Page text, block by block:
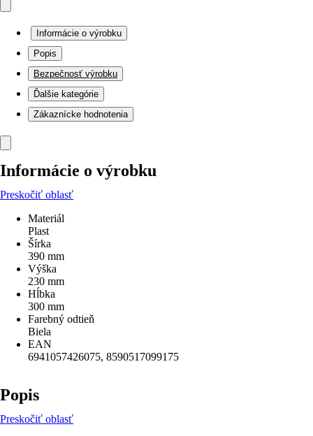
Informácie o výrobku
Popis
Bezpečnosť výrobku
Ďalšie kategórie
Zákaznícke hodnotenia
Informácie o výrobku
Preskočiť oblasť
Materiál
Plast
Šírka
390 mm
Výška
230 mm
Hĺbka
300 mm
Farebný odtieň
Biela
EAN
6941057426075, 8590517099175
Popis
Preskočiť oblasť